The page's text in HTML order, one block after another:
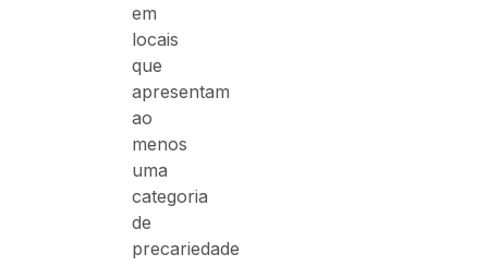
em
locais
que
apresentam
ao
menos
uma
categoria
de
precariedade